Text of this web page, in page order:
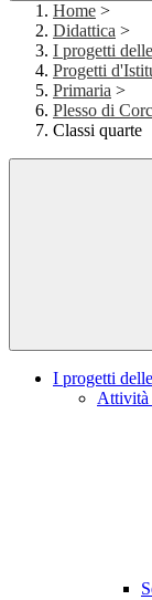
Home >
Didattica >
I progetti
Progetti
Primaria >
Plesso di
Classi quarte
I progetti
Attività